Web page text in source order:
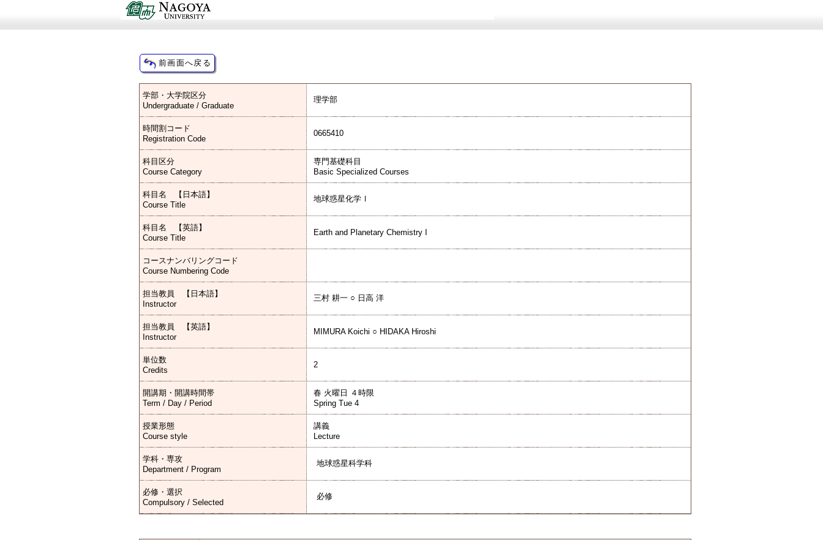
学部・大学院区分
Undergraduate / Graduate
理学部
時間割コード
Registration Code
0665410
科目区分
Course Category
専門基礎科目
Basic Specialized Courses
科目名 【日本語】
Course Title
地球惑星化学Ⅰ
科目名 【英語】
Course Title
Earth and Planetary Chemistry I
コースナンバリングコード
Course Numbering Code
担当教員 【日本語】
Instructor
三村 耕一 ○ 日高 洋
担当教員 【英語】
Instructor
MIMURA Koichi ○ HIDAKA Hiroshi
単位数
Credits
2
開講期・開講時間帯
Term / Day / Period
春 火曜日 ４時限
Spring Tue 4
授業形態
Course style
講義
Lecture
学科・専攻
Department / Program
地球惑星科学科
必修・選択
Compulsory / Selected
必修